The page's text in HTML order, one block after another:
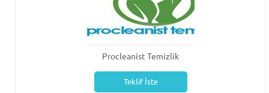
Procleanist Temizlik
Teklif İste